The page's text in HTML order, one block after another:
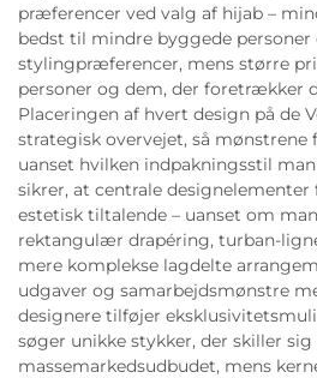
præferencer ved valg af hijab –
bedst til mindre byggede
stylingpræferencer, mens større
personer og dem, der foretrækker
Placeringen af hvert design på de
strategisk overvejet, så
uanset hvilken indpakningsstil
sikrer, at centrale
estetisk tiltalende – uanset om
rektangulær drapéring, turban-
mere komplekse lagdelte
udgaver og samarbejdsmønstre
designere tilføjer
søger unikke stykker, der skiller sig
massemarkedsudbudet, mens